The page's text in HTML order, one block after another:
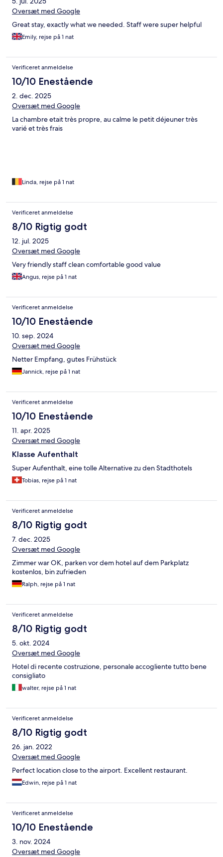
Oversæt med Google
Great stay, exactly what we needed. Staff were super helpful
Emily, rejse på 1 nat
Verificeret anmeldelse
10/10 Enestående
2. dec. 2025
Oversæt med Google
La chambre etait très propre, au calme le petit déjeuner très
varié et très frais
Linda, rejse på 1 nat
Verificeret anmeldelse
8/10 Rigtig godt
12. jul. 2025
Oversæt med Google
Very friendly staff clean comfortable good value
Angus, rejse på 1 nat
Verificeret anmeldelse
10/10 Enestående
10. sep. 2024
Oversæt med Google
Netter Empfang, gutes Frühstück
Jannick, rejse på 1 nat
Verificeret anmeldelse
10/10 Enestående
11. apr. 2025
Oversæt med Google
Klasse Aufenthalt
Super Aufenthalt, eine tolle Alternative zu den Stadthotels
Tobias, rejse på 1 nat
Verificeret anmeldelse
8/10 Rigtig godt
7. dec. 2025
Oversæt med Google
Zimmer war OK, parken vor dem hotel auf dem Parkplatz
kostenlos, bin zufrieden
Ralph, rejse på 1 nat
Verificeret anmeldelse
8/10 Rigtig godt
5. okt. 2024
Oversæt med Google
Hotel di recente costruzione, personale accogliente tutto bene
consigliato
walter, rejse på 1 nat
Verificeret anmeldelse
8/10 Rigtig godt
26. jan. 2022
Oversæt med Google
Perfect location close to the airport. Excellent restaurant.
Edwin, rejse på 1 nat
Verificeret anmeldelse
10/10 Enestående
3. nov. 2024
Oversæt med Google